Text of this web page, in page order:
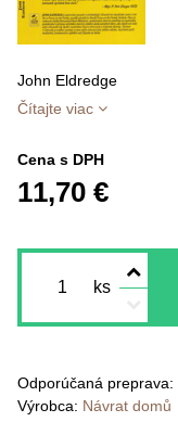
John Eldredge
Čítajte viac
Cena s DPH
11,70 €
ks
Výrobca: Návrat domů